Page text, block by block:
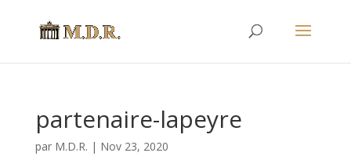
partenaire-lapeyre
par M.D.R. | Nov 23, 2020